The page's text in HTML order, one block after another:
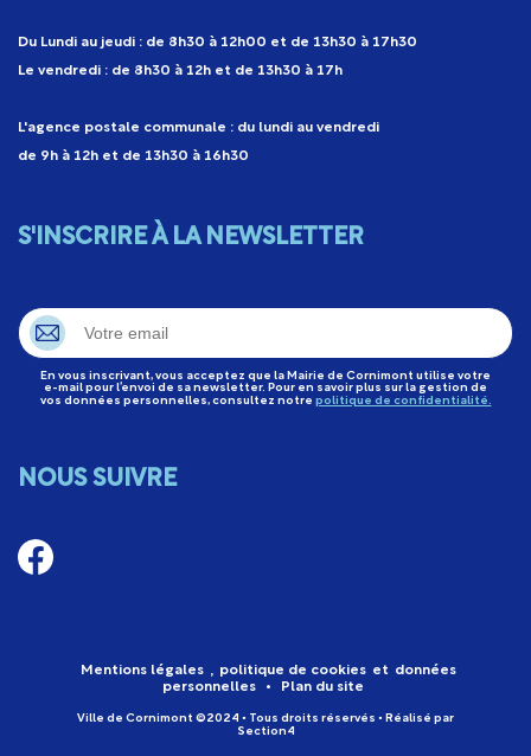
Du Lundi au jeudi : de 8h30 à 12h00 et de 13h30 à 17h30
Le vendredi : de 8h30 à 12h et de 13h30 à 17h
L'agence postale communale : du lundi au vendredi
de 9h à 12h et de 13h30 à 16h30
S'INSCRIRE À LA NEWSLETTER
En vous inscrivant, vous acceptez que la Mairie de Cornimont utilise votre
e-mail pour l’envoi de sa newsletter. Pour en savoir plus sur la gestion de
vos données personnelles, consultez notre politique de confidentialité.
NOUS SUIVRE
Mentions légales , politique de cookies et données
personnelles
• Plan du site
Ville de Cornimont ©2024 • Tous droits réservés • Réalisé par
Section4